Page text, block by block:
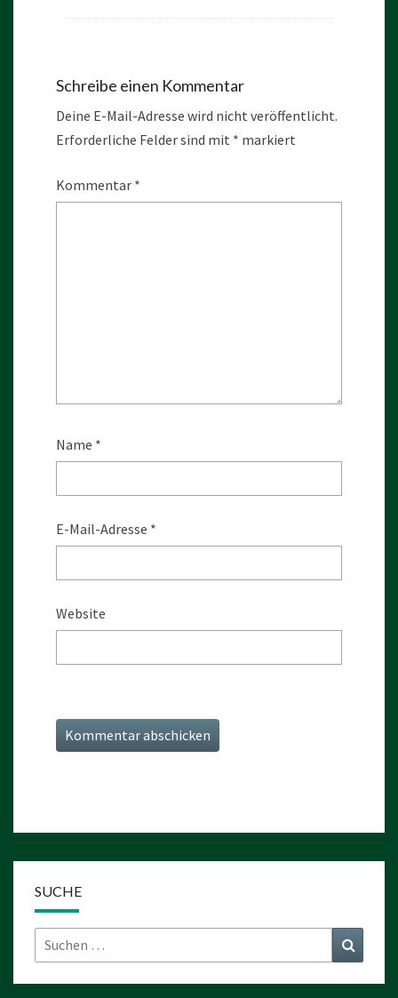
Schreibe einen Kommentar
Deine E-Mail-Adresse wird nicht veröffentlicht.
Erforderliche Felder sind mit * markiert
Kommentar *
Name *
E-Mail-Adresse *
Website
SUCHE
Suchen
nach: